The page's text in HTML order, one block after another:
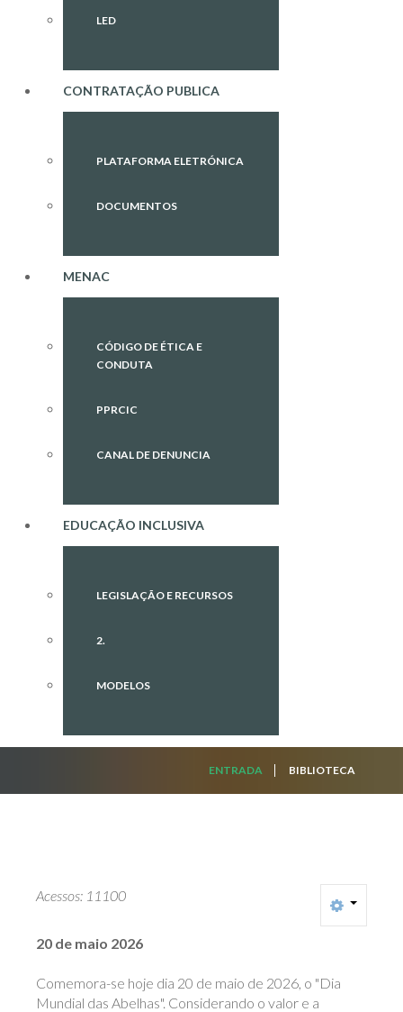
LED
CONTRATAÇÃO PUBLICA
PLATAFORMA ELETRÓNICA
DOCUMENTOS
MENAC
CÓDIGO DE ÉTICA E
CONDUTA
PPRCIC
CANAL DE DENUNCIA
EDUCAÇÃO INCLUSIVA
LEGISLAÇÃO E RECURSOS
2.
MODELOS
ENTRADA BIBLIOTECA
Acessos: 11100
20 de maio 2026
Comemora-se hoje dia 20 de maio de 2026, o "Dia
Mundial das Abelhas". Considerando o valor e a